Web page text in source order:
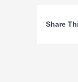
Share